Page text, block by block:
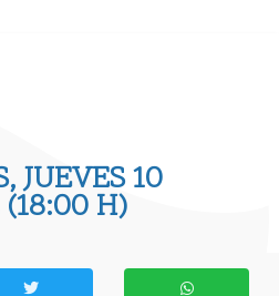
JUEVES 10
(18:00 H)